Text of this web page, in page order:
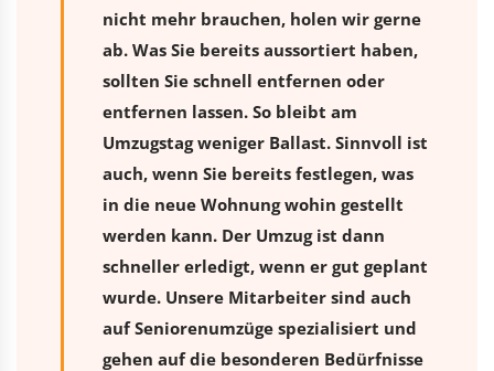
nicht mehr brauchen, holen wir gerne
ab. Was Sie bereits aussortiert haben,
sollten Sie schnell entfernen oder
entfernen lassen. So bleibt am
Umzugstag weniger Ballast. Sinnvoll ist
auch, wenn Sie bereits festlegen, was
in die neue Wohnung wohin gestellt
werden kann. Der Umzug ist dann
schneller erledigt, wenn er gut geplant
wurde. Unsere Mitarbeiter sind auch
auf Seniorenumzüge spezialisiert und
gehen auf die besonderen Bedürfnisse